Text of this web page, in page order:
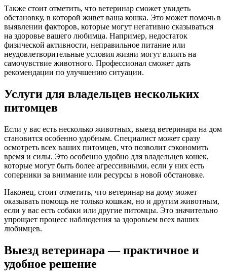
Также стоит отметить, что ветеринар сможет увидеть
обстановку, в которой живет ваша кошка. Это может помочь в
выявлении факторов, которые могут негативно сказываться
на здоровье вашего любимца. Например, недостаток
физической активности, неправильное питание или
неудовлетворительные условия жизни могут влиять на
самочувствие животного. Профессионал сможет дать
рекомендации по улучшению ситуации.
Услуги для владельцев нескольких
питомцев
Если у вас есть несколько животных, выезд ветеринара на дом
становится особенно удобным. Специалист может сразу
осмотреть всех ваших питомцев, что позволит сэкономить
время и силы. Это особенно удобно для владельцев кошек,
которые могут быть более агрессивными, если у них есть
соперники за внимание или ресурсы в новой обстановке.
Наконец, стоит отметить, что ветеринар на дому может
оказывать помощь не только кошкам, но и другим животным,
если у вас есть собаки или другие питомцы. Это значительно
упрощает процесс наблюдения за здоровьем всех ваших
любимцев.
Выезд ветеринара — практичное и
удобное решение